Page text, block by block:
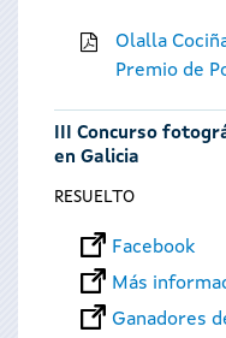
Olalla
Premio de
III Concurso
en Galicia
RESUELTO
Facebook
Más
Ganadores